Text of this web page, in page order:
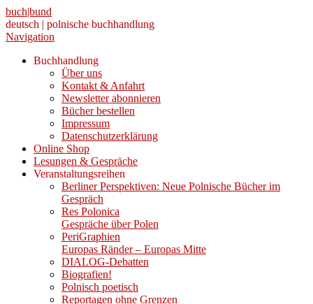
buch|bund
deutsch | polnische buchhandlung
Navigation
Buchhandlung
Über uns
Kontakt & Anfahrt
Newsletter abonnieren
Bücher bestellen
Impressum
Datenschutzerklärung
Online Shop
Lesungen & Gespräche
Veranstaltungsreihen
Berliner Perspektiven: Neue Polnische Bücher im
Gespräch
Res Polonica
Gespräche über Polen
PeriGraphien
Europas Ränder – Europas Mitte
DIALOG-Debatten
Biografien!
Polnisch poetisch
Reportagen ohne Grenzen